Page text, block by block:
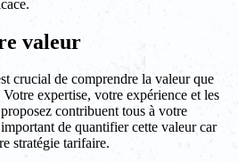
valeur
crucial de comprendre la valeur que
expertise, votre expérience et les
contribuent tous à votre
de quantifier cette valeur car
stratégie tarifaire.